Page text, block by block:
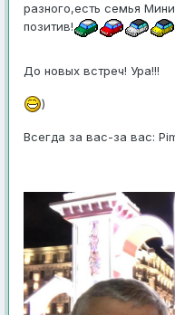
разного,есть семья
позитив!
До новых встреч! Ура!!!
)
Всегда за вас-за вас: